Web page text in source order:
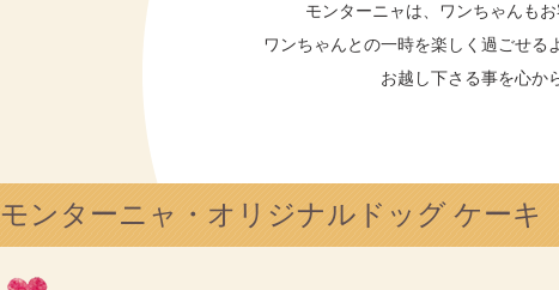
モンターニャは、ワンちゃんも
ワンちゃんとの一時を楽しく過ごせ
お越し下さる事を心か
モンターニャ・オリジナルドッグ ケー